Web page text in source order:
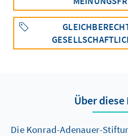
Über diese
Die Konrad-Adenauer-